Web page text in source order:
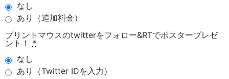
なし
あり（追加料金）
プリントマウスのtwitterをフォロー&RTでポスタープレゼ
ント！
*
なし
あり（Twitter IDを入力）